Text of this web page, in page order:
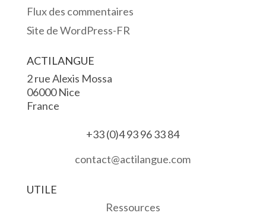
Flux des commentaires
Site de WordPress-FR
ACTILANGUE
2 rue Alexis Mossa
06000 Nice
France
+33 (0)4 93 96 33 84
contact@actilangue.com
UTILE
Ressources